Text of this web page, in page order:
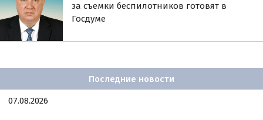
за съемки беспилотников готовят в
Госдуме
Последние новости
07.08.2026